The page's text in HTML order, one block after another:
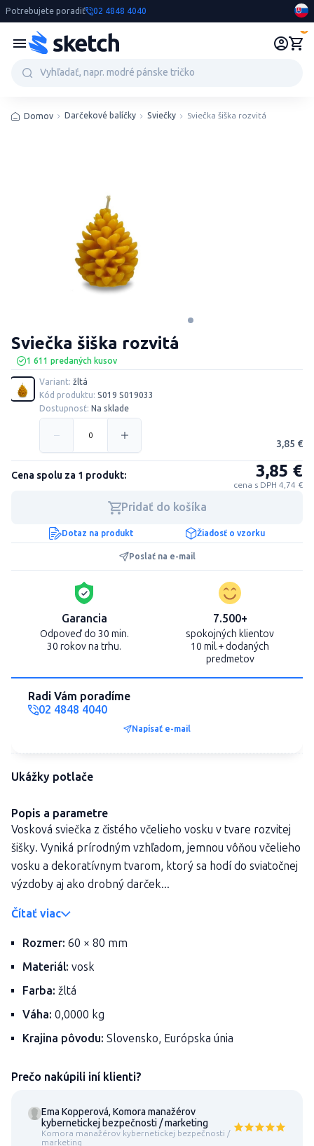
Potrebujete poradiť 02 4848 4040
Domov Darčekové balíčky Sviečky Sviečka šiška rozvitá
1 611 predaných kusov
Sviečka šiška rozvitá
Variant: žltá
Kód produktu: S019 S019033
Dostupnosť: Na sklade
3,85 €
Cena spolu za 1 produkt: 3,85 €
cena s DPH 4,74 €
Pridať do košíka
Dotaz na produkt Žiadosť o vzorku
Poslať na e-mail
Garancia
Odpoveď do 30 min.
30 rokov na trhu.
7.500+
spokojných klientov
10 mil.+ dodaných
predmetov
Radi Vám poradíme
02 4848 4040
Napísať e-mail
Ukážky potlače
Popis a parametre
Vosková sviečka z čistého včelieho vosku v tvare rozvitej
šišky. Vyniká prírodným vzhľadom, jemnou vôňou včelieho
vosku a dekoratívnym tvarom, ktorý sa hodí do sviatočnej
výzdoby aj ako drobný darček...
Čítať viac
Rozmer: 60 × 80 mm
Materiál: vosk
Farba: žltá
Váha: 0,0000 kg
Krajina pôvodu: Slovensko, Európska únia
Prečo nakúpili iní klienti?
Ema Kopperová, Komora manažérov
kybernetickej bezpečnosti / marketing
Komora manažérov kybernetickej bezpečnosti /
marketing